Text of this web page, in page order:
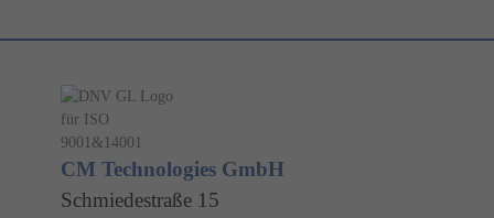
CM Technologies GmbH
Schmiedestraße 15